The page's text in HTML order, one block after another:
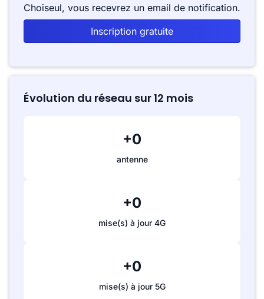
Choiseul, vous recevrez un email de notification.
Inscription gratuite
Évolution du réseau sur 12 mois
+0
antenne
+0
mise(s) à jour 4G
+0
mise(s) à jour 5G